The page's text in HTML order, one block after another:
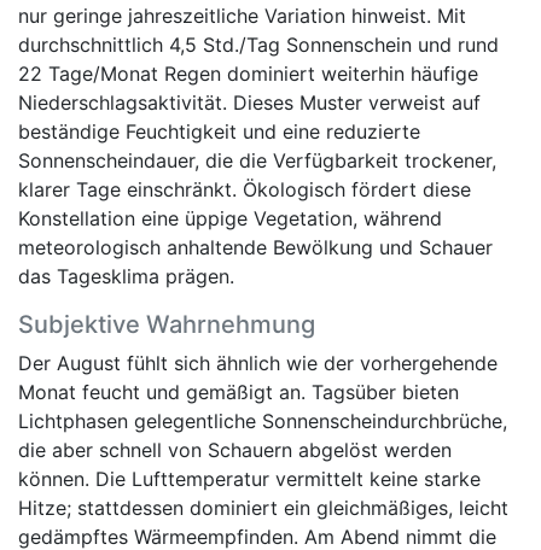
nur geringe jahreszeitliche Variation hinweist. Mit
durchschnittlich 4,5 Std./Tag Sonnenschein und rund
22 Tage/Monat Regen dominiert weiterhin häufige
Niederschlagsaktivität. Dieses Muster verweist auf
beständige Feuchtigkeit und eine reduzierte
Sonnenscheindauer, die die Verfügbarkeit trockener,
klarer Tage einschränkt. Ökologisch fördert diese
Konstellation eine üppige Vegetation, während
meteorologisch anhaltende Bewölkung und Schauer
das Tagesklima prägen.
Subjektive Wahrnehmung
Der August fühlt sich ähnlich wie der vorhergehende
Monat feucht und gemäßigt an. Tagsüber bieten
Lichtphasen gelegentliche Sonnenscheindurchbrüche,
die aber schnell von Schauern abgelöst werden
können. Die Lufttemperatur vermittelt keine starke
Hitze; stattdessen dominiert ein gleichmäßiges, leicht
gedämpftes Wärmeempfinden. Am Abend nimmt die